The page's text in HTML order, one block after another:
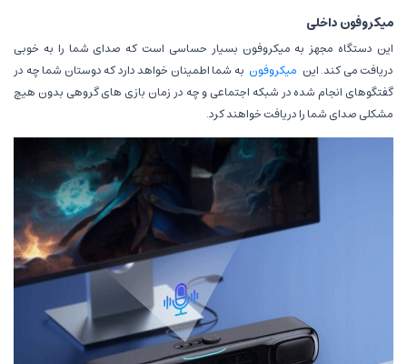
میکروفون داخلی
این دستگاه مجهز به میکروفون بسیار حساسی است که صدای شما را به خوبی
دریافت می کند. این میکروفون به شما اطمینان خواهد دارد که دوستان شما چه در
گفتگوهای انجام شده در شبکه اجتماعی و چه در زمان بازی های گروهی بدون هیچ
مشکلی صدای شما را دریافت خواهند کرد.